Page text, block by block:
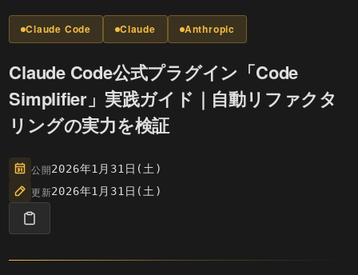
Claude Code Claude Anthropic
Claude Code公式プラグイン「Code
Simplifier」実践ガイド｜自動リファクタ
リングの実力を検証
公開2026年1月31日(土)
更新2026年1月31日(土)